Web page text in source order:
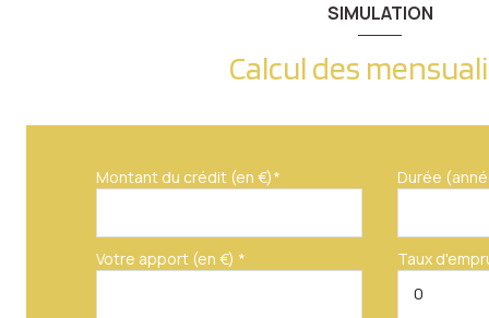
SIMULATION
Calcul des
Montant du crédit (en €)* Durée
Votre apport (en €) * Taux